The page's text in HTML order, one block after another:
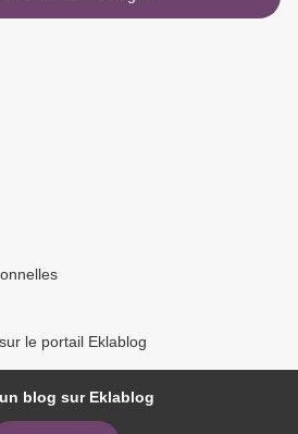
le portail Eklablog
blog sur Eklablog